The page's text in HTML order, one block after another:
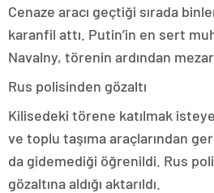
Cenaze aracı geçtiği sırada
karanfil attı. Putin’in en sert
Navalny, törenin ardından
Rus polisinden gözaltı
Kilisedeki törene katılmak
ve toplu taşıma araçlarından
da gidemediği öğrenildi. Rus
gözaltına aldığı aktarıldı.